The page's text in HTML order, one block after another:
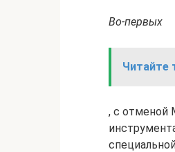
Во-первых
Читайте
, с отменой